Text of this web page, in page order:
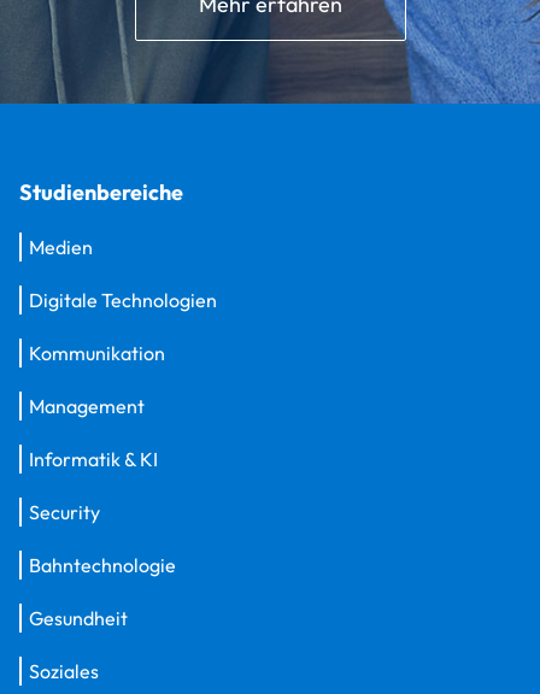
Studienbereiche
Medien
Digitale Technologien
Kommunikation
Management
Informatik & KI
Security
Bahntechnologie
Gesundheit
Soziales